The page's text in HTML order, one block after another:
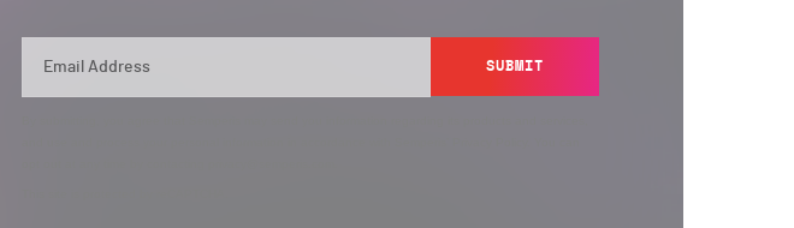
SUBMIT